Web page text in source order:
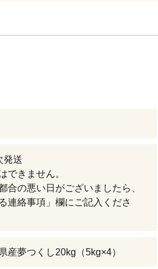
発送
できません。
合の悪い日がございましたら、
連絡事項」欄にご記入くださ
産夢つくし20kg（5kg×4）